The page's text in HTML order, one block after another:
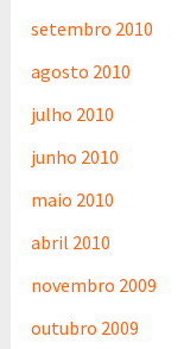
setembro 2010
agosto 2010
julho 2010
junho 2010
maio 2010
abril 2010
novembro 2009
outubro 2009